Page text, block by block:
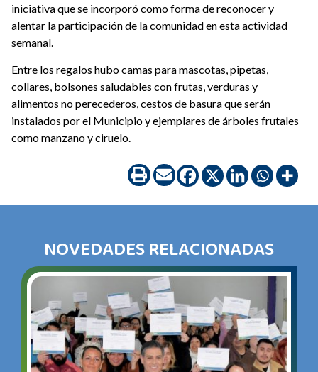
iniciativa que se incorporó como forma de reconocer y
alentar la participación de la comunidad en esta actividad
semanal.
Entre los regalos hubo camas para mascotas, pipetas,
collares, bolsones saludables con frutas, verduras y
alimentos no perecederos, cestos de basura que serán
instalados por el Municipio y ejemplares de árboles frutales
como manzano y ciruelo.
NOVEDADES RELACIONADAS